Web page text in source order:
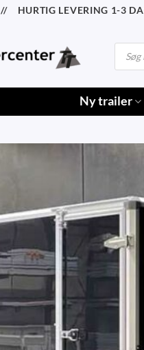
HURTIG LEVERING 1-3
search
Ny trailer